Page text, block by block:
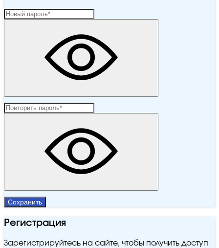
Сохранить
Регистрация
Зарегистрируйтесь на сайте, чтобы получить доступ